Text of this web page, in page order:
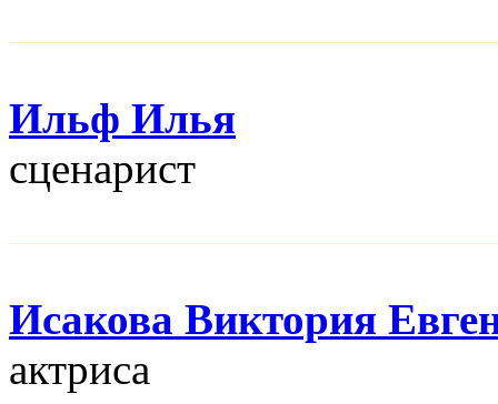
Ильф Илья
сценарист
Исакова Виктория
актриса